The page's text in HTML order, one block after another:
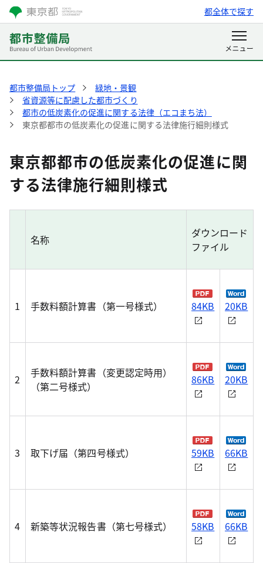
都全体で探す
都市整備局トップ
緑地・景観
省資源等に配慮した都市づくり
都市の低炭素化の促進に関する法律（エコまち法）
東京都都市の低炭素化の促進に関する法律施行細則様式
東京都都市の低炭素化の促進に関
する法律施行細則様式
名称
ダウンロード
ファイル
1 手数料額計算書（第一号様式） 84KB 20KB
2
手数料額計算書（変更認定時用）
（第二号様式）
86KB 20KB
3 取下げ届（第四号様式） 59KB 66KB
4 新築等状況報告書（第七号様式） 58KB 66KB